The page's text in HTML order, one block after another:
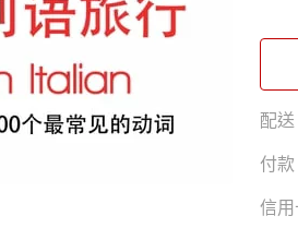
配送
付款
信